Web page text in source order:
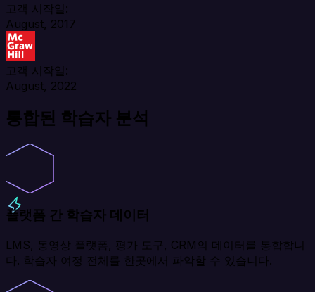
고객 시작일:
August, 2017
고객 시작일:
August, 2022
통합된 학습자 분석
플랫폼 간 학습자 데이터
LMS, 동영상 플랫폼, 평가 도구, CRM의 데이터를 통합합니
다. 학습자 여정 전체를 한곳에서 파악할 수 있습니다.